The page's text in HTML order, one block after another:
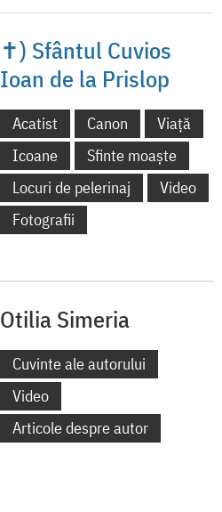
✝) Sfântul Cuvios
Ioan de la Prislop
Acatist Canon
Viață
Icoane
Sfinte moaște
Locuri de pelerinaj
Video
Fotografii
Otilia Simeria
Cuvinte ale autorului
Video
Articole despre autor